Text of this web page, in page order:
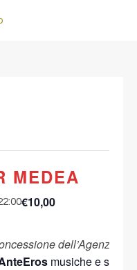
MEDEA
€10,00
dell’Agenzia
musiche e